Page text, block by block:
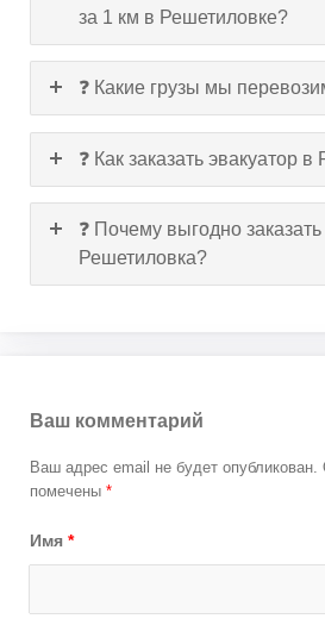
за 1 км в Решетиловке?
❓ Какие грузы мы
❓ Как заказать эвакуатор
❓ Почему выгодно
Решетиловка?
Ваш комментарий
Ваш адрес email не будет опубликован.
помечены *
Имя *